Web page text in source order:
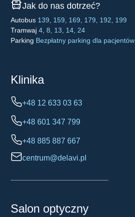
Jak do nas dotrzeć?
Autobus 139, 159, 169, 179, 192, 199
Tramwaj 4, 8, 13, 14, 24
Parking Bezpłatny parking dla pacjentów
Klinika
+48 12 633 03 63
+48 601 347 799
+48 885 887 667
centrum@delavi.pl
Salon optyczny